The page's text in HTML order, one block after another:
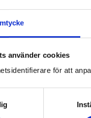
använder cookies
för att